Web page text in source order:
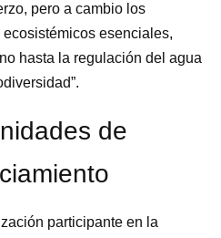
pero a cambio los
esenciales,
hasta la regulación del agua
de
participante en la